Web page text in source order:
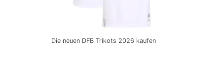
Die neuen DFB Trikots 2026 kaufen